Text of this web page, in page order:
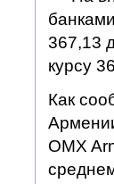
367,13
курсу
Как
OMX